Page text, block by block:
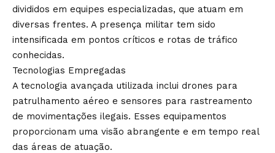
divididos em equipes especializadas, que atuam em
diversas frentes. A presença militar tem sido
intensificada em pontos críticos e rotas de tráfico
conhecidas.
Tecnologias Empregadas
A tecnologia avançada utilizada inclui drones para
patrulhamento aéreo e sensores para rastreamento
de movimentações ilegais. Esses equipamentos
proporcionam uma visão abrangente e em tempo real
das áreas de atuação.